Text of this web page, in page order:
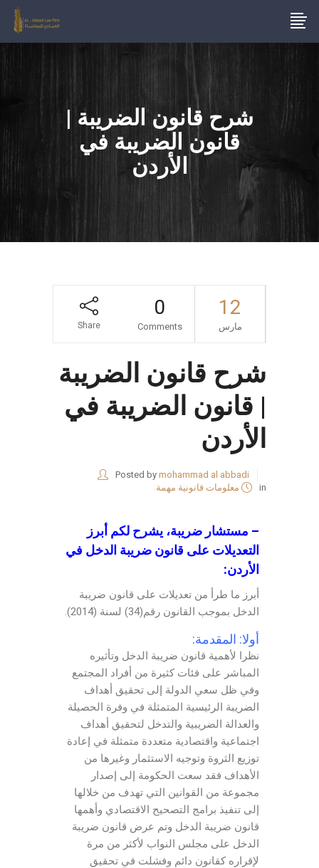
شرح قانون الضريبة |
قانون الضريبة في
الأردن
12
مارس
0
Comments
Share
شرح قانون الضريبة
| قانون الضريبة في
الأردن
Posted by mohammad al abbadi
in
معلومات قانونية مهمة
– مستشار ضريبة، يشرح لكم أبرز
التعديلات على قانون ضريبة الدخل في
الأردن:
أبرز ما طرأ من تعديلات على قانون ضريبة
الدخل بموجب القانون رقم(34) لسنة (2014).
أولا: المقدمة:
نظرا لأهمية قانون ضريبة الدخل وتأثيره
المباشر على فئات كثيرة من أفراد المجتمع
وفي ظل سعي الدولة إلى تحقيق أهداف
الضريبة الرئيسية المتمثلة في وفرة الحصيلة
والعدالة الضريبية والتدخل لتحقيق أهداف
اجتماعية واقتصادية متعددة متمثلة في إعادة
توزيع الثروة وتوجيه الاستثمار وغيرها من
الأهداف فقد سعت الحكومة إلى إصدار
مجموعة من القوانين التي تهدف من خلالها
إلى تنفيذ برامج التصحيح الاقتصادي وأهمها
قانون ضريبة الدخل وتم عرض قانون ضريبة
الدخل على مجلس النواب لأكثر من مرة
لإقراره كقانون دائم وفشلت في تحقيق